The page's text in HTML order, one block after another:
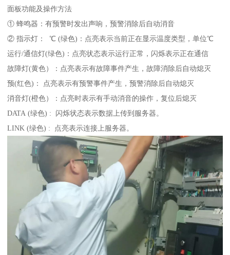
面板功能及操作方法
① 蜂鸣器：有预警时发出声响，预警消除后自动消音
② 指示灯： ℃ (绿色)：点亮表示当前正在显示温度类型，单位℃
运行/通信灯(绿色)：点亮状态表示运行正常，闪烁表示正在通信
故障灯(黄色）：点亮表示有故障事件产生，故障消除后自动熄灭
预(红色)： 点亮表示有预警事件产生，预警消除后自动熄灭
消音灯(橙色）：点亮时表示有手动消音的操作，复位后熄灭
DATA (绿色) : 闪烁状态表示数据上传到服务器。
LINK (绿色) : 点亮表示连接上服务器。